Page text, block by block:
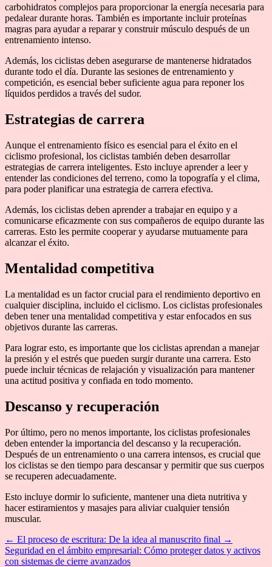
carbohidratos complejos para proporcionar la energía necesaria para
pedalear durante horas. También es importante incluir proteínas
magras para ayudar a reparar y construir músculo después de un
entrenamiento intenso.
Además, los ciclistas deben asegurarse de mantenerse hidratados
durante todo el día. Durante las sesiones de entrenamiento y
competición, es esencial beber suficiente agua para reponer los
líquidos perdidos a través del sudor.
Estrategias de carrera
Aunque el entrenamiento físico es esencial para el éxito en el
ciclismo profesional, los ciclistas también deben desarrollar
estrategias de carrera inteligentes. Esto incluye aprender a leer y
entender las condiciones del terreno, como la topografía y el clima,
para poder planificar una estrategia de carrera efectiva.
Además, los ciclistas deben aprender a trabajar en equipo y a
comunicarse eficazmente con sus compañeros de equipo durante las
carreras. Esto les permite cooperar y ayudarse mutuamente para
alcanzar el éxito.
Mentalidad competitiva
La mentalidad es un factor crucial para el rendimiento deportivo en
cualquier disciplina, incluido el ciclismo. Los ciclistas profesionales
deben tener una mentalidad competitiva y estar enfocados en sus
objetivos durante las carreras.
Para lograr esto, es importante que los ciclistas aprendan a manejar
la presión y el estrés que pueden surgir durante una carrera. Esto
puede incluir técnicas de relajación y visualización para mantener
una actitud positiva y confiada en todo momento.
Descanso y recuperación
Por último, pero no menos importante, los ciclistas profesionales
deben entender la importancia del descanso y la recuperación.
Después de un entrenamiento o una carrera intensos, es crucial que
los ciclistas se den tiempo para descansar y permitir que sus cuerpos
se recuperen adecuadamente.
Esto incluye dormir lo suficiente, mantener una dieta nutritiva y
hacer estiramientos y masajes para aliviar cualquier tensión
muscular.
← El proceso de escritura: De la idea al manuscrito final →
Seguridad en el ámbito empresarial: Cómo proteger datos y activos
con sistemas de cierre avanzados